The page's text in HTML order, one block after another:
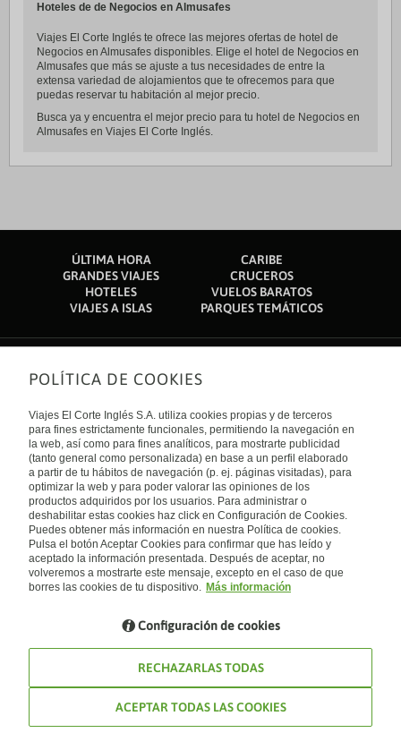
Hoteles de de Negocios en Almusafes
Viajes El Corte Inglés te ofrece las mejores ofertas de hotel de
Negocios en Almusafes disponibles. Elige el hotel de Negocios en
Almusafes que más se ajuste a tus necesidades de entre la
extensa variedad de alojamientos que te ofrecemos para que
puedas reservar tu habitación al mejor precio.
Busca ya y encuentra el mejor precio para tu hotel de Negocios en
Almusafes en Viajes El Corte Inglés.
ÚLTIMA HORA
CARIBE
GRANDES VIAJES
CRUCEROS
HOTELES
VUELOS BARATOS
VIAJES A ISLAS
PARQUES TEMÁTICOS
Sobre nosotros
Quiénes somos
Financiación
Sostenibilidad
Turismo accesible
Tarjeta El Corte Inglés
Trabaja con nosotros
El Corte Inglés
Canal Ético
Enlaces de interés
Guías de viaje
Catálogos
Auto check-in
Condiciones Generales
Política de privacidad
Política de cookies
Accesibilidad
Empresas/ Grupos
Internacional
España
Visita nuestro blog
Blog de Viajes el Corte inglés
POLÍTICA DE COOKIES
Viajes El Corte Inglés S.A. utiliza cookies propias y de terceros
para fines estrictamente funcionales, permitiendo la navegación en
la web, así como para fines analíticos, para mostrarte publicidad
(tanto general como personalizada) en base a un perfil elaborado
a partir de tu hábitos de navegación (p. ej. páginas visitadas), para
optimizar la web y para poder valorar las opiniones de los
productos adquiridos por los usuarios. Para administrar o
deshabilitar estas cookies haz click en Configuración de Cookies.
Puedes obtener más información en nuestra Política de cookies.
Pulsa el botón Aceptar Cookies para confirmar que has leído y
aceptado la información presentada. Después de aceptar, no
volveremos a mostrarte este mensaje, excepto en el caso de que
borres las cookies de tu dispositivo. Más información
Configuración de cookies
RECHAZARLAS TODAS
ACEPTAR TODAS LAS COOKIES